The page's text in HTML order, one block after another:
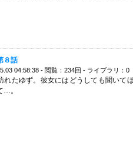
８話
04:58:38 - 閲覧：234回 - ライブラリ：0
れたゆず。彼女にはどうしても聞いて
…。